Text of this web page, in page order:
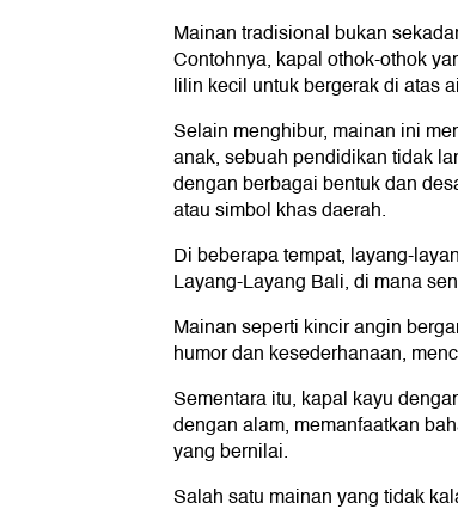
Mainan tradisional bukan
Contohnya, kapal othok-othok
lilin kecil untuk bergerak di atas
Selain menghibur, mainan ini
anak, sebuah pendidikan tidak
dengan berbagai bentuk dan
atau simbol khas daerah.
Di beberapa tempat, layang-
Layang-Layang Bali, di mana
Mainan seperti kincir angin
humor dan kesederhanaan,
Sementara itu, kapal kayu
dengan alam, memanfaatkan
yang bernilai.
Salah satu mainan yang tidak